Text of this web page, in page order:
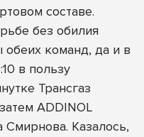
составе.
без обилия
обеих команд, да и в
в пользу
Трансгаз
ADDINOL
Казалось,